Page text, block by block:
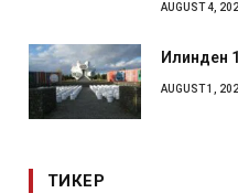
AUGUST 4,
Илинден
AUGUST 1,
ТИКЕР